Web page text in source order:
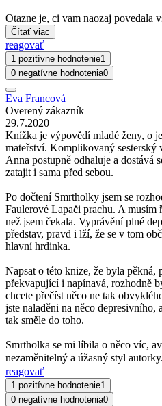
Otazne je, ci vam naozaj povedala
Čítať viac
reagovať
1 pozitívne hodnotenie1
0 negatívne hodnotenia0
Eva Francová
Overený zákazník
29.7.2020
Knížka je výpovědí mladé ženy, o
mateřství. Komplikovaný sesterský
Anna postupně odhaluje a dostává
zatajit i sama před sebou.
Po dočtení Smrtholky jsem se
Faulerové Lapači prachu. A musím
než jsem čekala. Vyprávění plné
představ, pravd i lží, že se v tom
hlavní hrdinka.
Napsat o této knize, že byla pěkná,
překvapující i napínavá, rozhodně
chcete přečíst něco ne tak
jste naladěni na něco depresivního,
tak směle do toho.
Smrtholka se mi líbila o něco víc,
nezaměnitelný a úžasný styl autorky.
reagovať
1 pozitívne hodnotenie1
0 negatívne hodnotenia0